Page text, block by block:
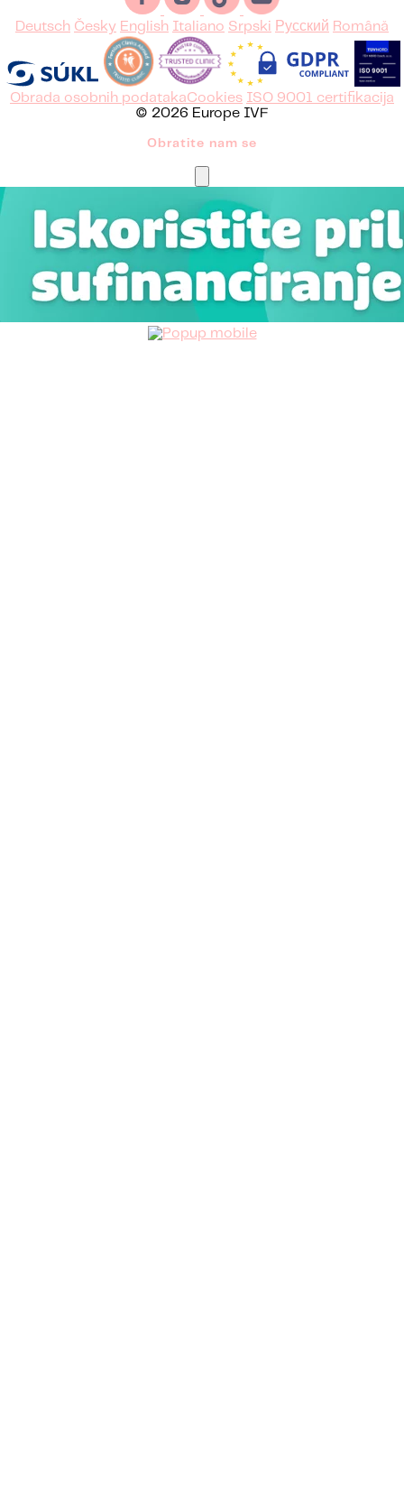
Deutsch Česky English Italiano Srpski Русский Română
Obrada osobnih podatakaCookies ISO 9001 certifikacija
© 2026 Europe IVF
Obratite nam se